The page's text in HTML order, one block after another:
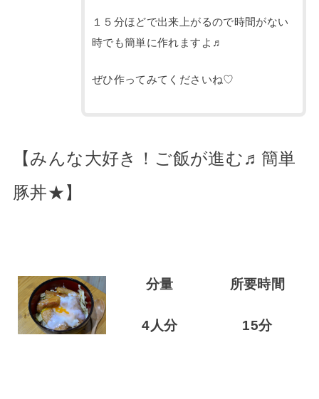
１５分ほどで出来上がるので時間がない
時でも簡単に作れますよ♬
ぜひ作ってみてくださいね♡
【みんな大好き！ご飯が進む♬簡単
豚丼★】
分量
4人分
所要時間
15分